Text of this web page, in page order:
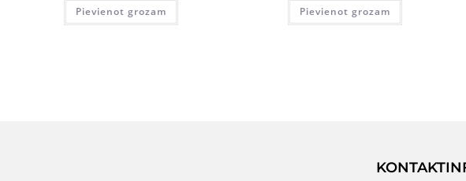
Pievienot grozam Pievienot grozam